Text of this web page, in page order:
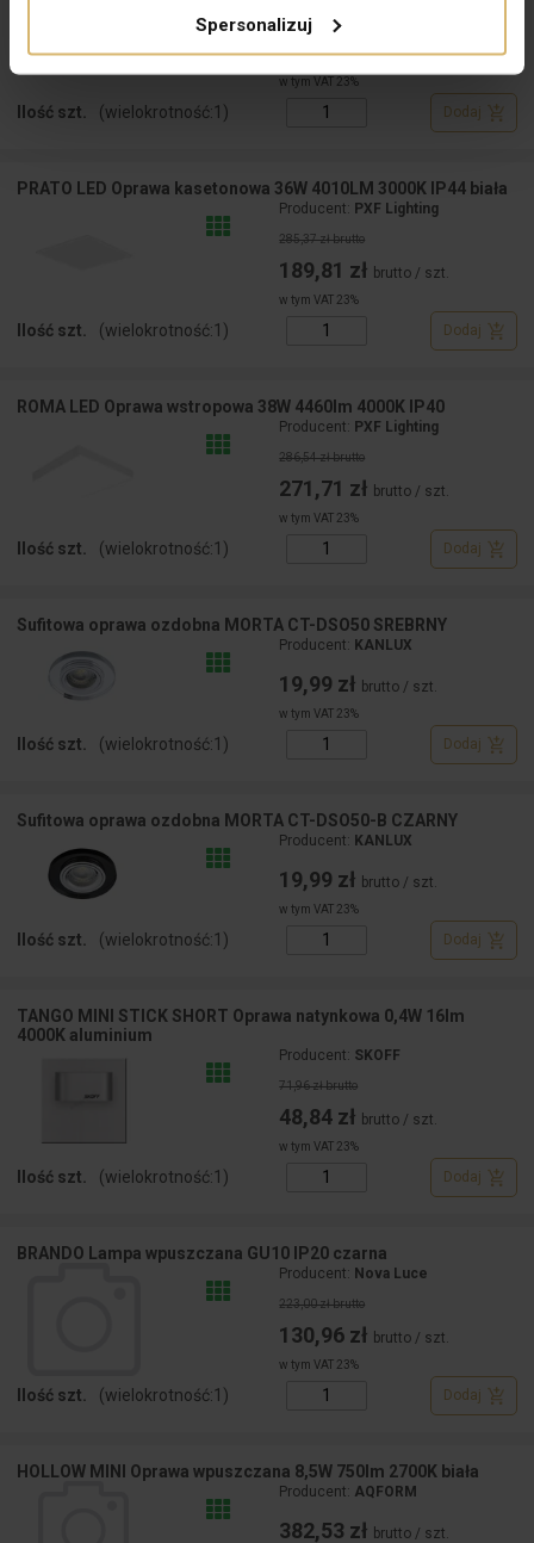
Spersonalizuj14,88 zł brutto
7,75 złbrutto / szt.
w tym VAT 23%
Ilość szt. (wielokrotność:1 ) Dodaj
PRATO LED Oprawa kasetonowa 36W 4010LM 3000K IP44 biała
Producent: PXF Lighting
285,37 zł brutto
189,81 zł brutto / szt.
w tym VAT 23%
Ilość szt. (wielokrotność:1 ) Dodaj
ROMA LED Oprawa wstropowa 38W 4460lm 4000K IP40
Producent: PXF Lighting
286,54 zł brutto
271,71 zł brutto / szt.
w tym VAT 23%
Ilość szt. (wielokrotność:1 ) Dodaj
Sufitowa oprawa ozdobna MORTA CT-DSO50 SREBRNY
Producent: KANLUX
19,99 zł brutto / szt.
w tym VAT 23%
Ilość szt. (wielokrotność:1 ) Dodaj
Sufitowa oprawa ozdobna MORTA CT-DSO50-B CZARNY
Producent: KANLUX
19,99 zł brutto / szt.
w tym VAT 23%
Ilość szt. (wielokrotność:1 ) Dodaj
TANGO MINI STICK SHORT Oprawa natynkowa 0,4W 16lm
4000K aluminium
Producent: SKOFF
71,96 zł brutto
48,84 zł brutto / szt.
w tym VAT 23%
Ilość szt. (wielokrotność:1 ) Dodaj
BRANDO Lampa wpuszczana GU10 IP20 czarna
Producent: Nova Luce
223,00 zł brutto
130,96 zł brutto / szt.
w tym VAT 23%
Ilość szt. (wielokrotność:1 ) Dodaj
HOLLOW MINI Oprawa wpuszczana 8,5W 750lm 2700K biała
Producent: AQFORM
382,53 zł brutto / szt.